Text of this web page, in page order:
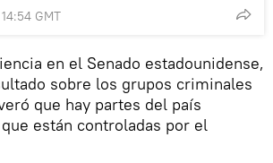
GMT
en el Senado estadounidense,
sobre los grupos criminales
que hay partes del país
están controladas por el